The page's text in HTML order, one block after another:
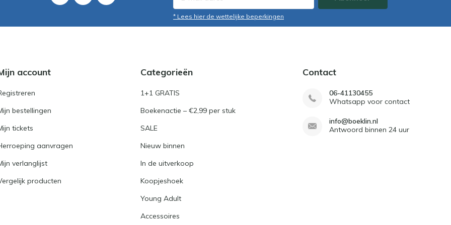
* Lees hier de wettelijke beperkingen
account
bestellingen
tickets
aanvragen
verlanglijst
producten
Categorieën
1+1 GRATIS
Boekenactie – €2,99 per stuk
SALE
Nieuw binnen
In de uitverkoop
Koopjeshoek
Young Adult
Accessoires
Contact
06-41130455
Whatsapp voor contact
info@boeklin.nl
Antwoord binnen 24 uur